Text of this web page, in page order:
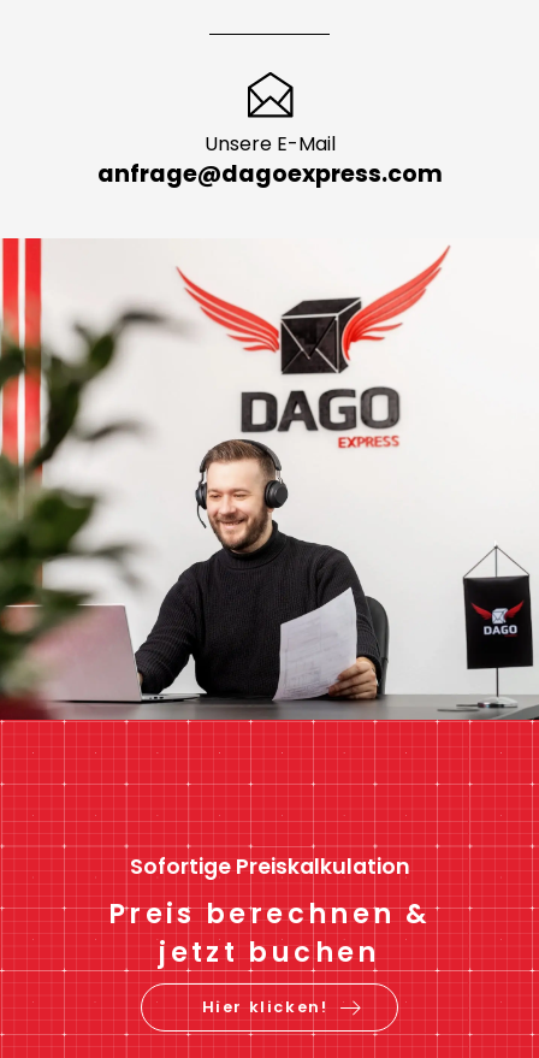
Unsere E-Mail
anfrage@dagoexpress.com
Sofortige Preiskalkulation
Preis berechnen &
jetzt buchen
Hier klicken!